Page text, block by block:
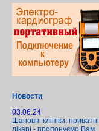
Новости
03.06.24
Шановні клініки, приватні
лікарі - пропонуємо Вам